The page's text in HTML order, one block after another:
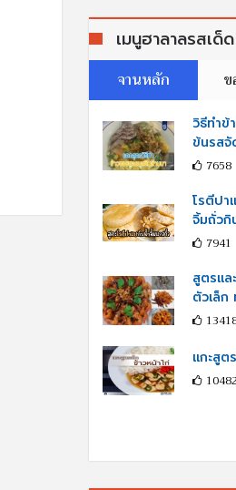
เมนูฮาลาลรสเด็ด
จานหลัก
วิธีทำข้
ข้นรสจั
7658
โรตีปา
จิ้มถั่ว
7941
สูตรแล
ตัวเล็
แกะสูต